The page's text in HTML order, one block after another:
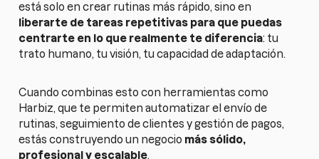
está solo en crear rutinas más rápido, sino en
liberarte de tareas repetitivas para que puedas
centrarte en lo que realmente te diferencia: tu
trato humano, tu visión, tu capacidad de adaptación.
Cuando combinas esto con herramientas como
Harbiz, que te permiten automatizar el envío de
rutinas, seguimiento de clientes y gestión de pagos,
estás construyendo un negocio más sólido,
profesional y escalable.